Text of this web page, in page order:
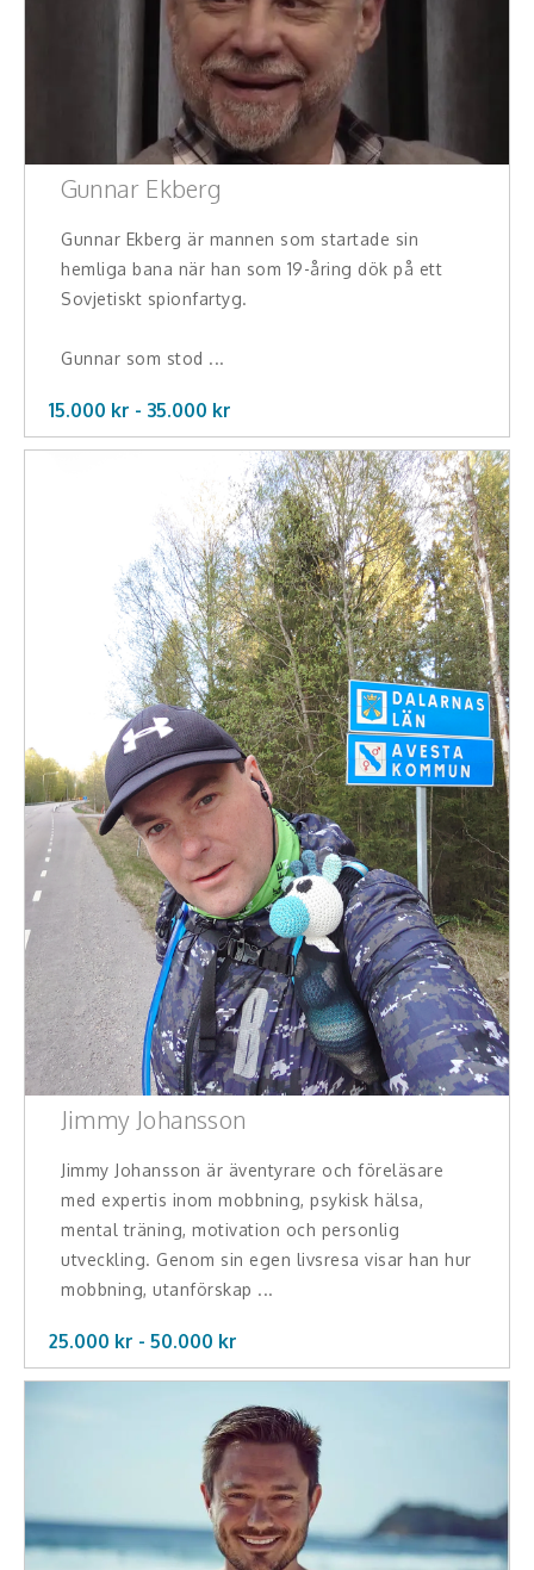
Gunnar Ekberg
Gunnar Ekberg är mannen som startade sin
hemliga bana när han som 19-åring dök på ett
Sovjetiskt spionfartyg.
Gunnar som stod ...
15.000 kr - 35.000 kr
Jimmy Johansson
Jimmy Johansson är äventyrare och föreläsare
med expertis inom mobbning, psykisk hälsa,
mental träning, motivation och personlig
utveckling. Genom sin egen livsresa visar han hur
mobbning, utanförskap ...
25.000 kr - 50.000 kr